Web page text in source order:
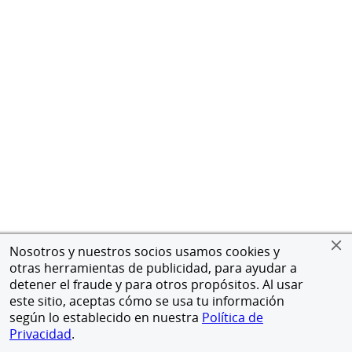
Nosotros y nuestros socios usamos cookies y
otras herramientas de publicidad, para ayudar a
detener el fraude y para otros propósitos. Al usar
este sitio, aceptas cómo se usa tu información
según lo establecido en nuestra Política de
Privacidad.